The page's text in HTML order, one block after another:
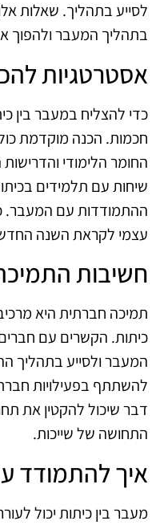
לסייע בתהליך. שאלות
בתהליך המעבר ולהפוך
אסטרטגיות
כדי להצליח במעבר בין
חכמות. הכנה מוקדמת
החומר הלימודי
שיחות עם תלמידים
ההתמודדות עם המעבר.
עצמי לקראת השנה
חשיבות
תמיכה חברתית היא
כיתות. הקשרים עם
המעבר ולסייע בתהליך
להשתתף בפעילויות
דבר שיכול להקטין את
התחושה של שייכות.
איך להתמודד
מעבר בין כיתות יכול